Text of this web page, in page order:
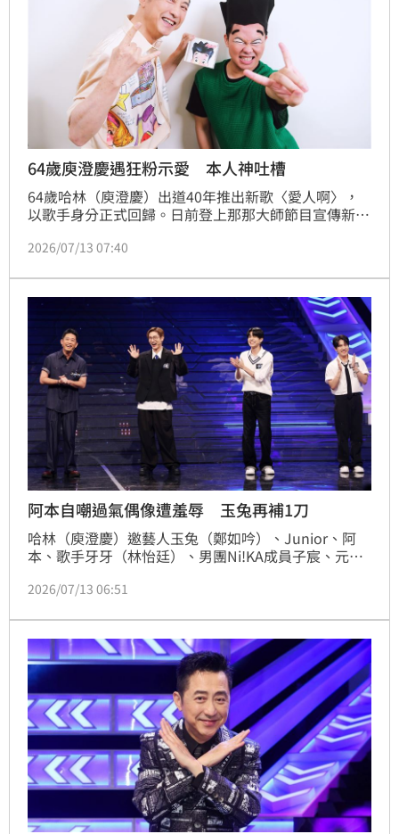
64歲庾澄慶遇狂粉示愛 本人神吐槽
64歲哈林（庾澄慶）出道40年推出新歌〈愛人啊〉，
以歌手身分正式回歸。日前登上那那大師節目宣傳新
笑虧：「你這樣比較像濟顛帽！」一句話讓現場笑聲不
一來一往互動自然又爆笑，展現偶像與粉絲之間最真
誠、最可愛的火花。
2026/07/13 07:40
阿本自嘲過氣偶像遭羞辱 玉兔再補1刀
哈林（庾澄慶）邀藝人玉兔（鄭如吟）、Junior、阿
本、歌手牙牙（林怡廷）、男團Ni!KA成員子宸、元昕
讓前「棒棒堂」成員阿本自招「我44歲了！」還直呼
三代，不是四代？」，讓哈林直接否認自己過去不是偶
像，沒想到玉兔又補刀「你是吧！」
2026/07/13 06:51